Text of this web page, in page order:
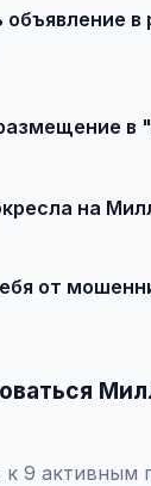
в
форму и
в
на
сделку.
от
9 активным